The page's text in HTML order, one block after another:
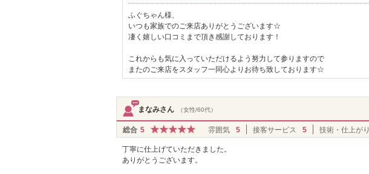
ふぐちゃん様、
いつも家族でのご来店ありがとうございます☆
凄く嬉しい口コミまで頂き感謝しております！
これからも気に入っていただけるよう努力して参りますので
またのご来店をスタッフ一同心よりお待ち致しております☆
まなみさん （女性/60代）
総合 5 雰囲気 5 接客サービス 5 技術・仕上がり
丁寧に仕上げていただきました。
ありがとうございます。